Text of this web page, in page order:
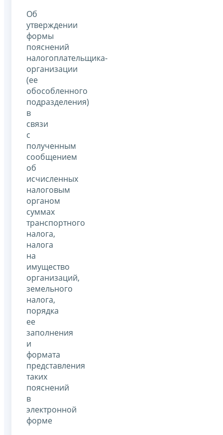
Об
утверждении
формы
пояснений
налогоплательщика-
организации
(ее
обособленного
подразделения)
в
связи
с
полученным
сообщением
об
исчисленных
налоговым
органом
суммах
транспортного
налога,
налога
на
имущество
организаций,
земельного
налога,
порядка
ее
заполнения
и
формата
представления
таких
пояснений
в
электронной
форме